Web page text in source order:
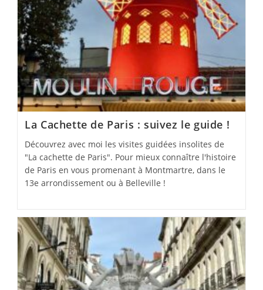
La Cachette de Paris : suivez le guide !
Découvrez avec moi les visites guidées insolites de
"La cachette de Paris". Pour mieux connaître l'histoire
de Paris en vous promenant à Montmartre, dans le
13e arrondissement ou à Belleville !